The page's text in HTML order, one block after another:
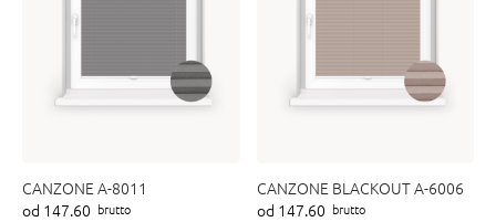
CANZONE A-8011
od 147.60 brutto
CANZONE BLACKOUT A-6006
od 147.60 brutto